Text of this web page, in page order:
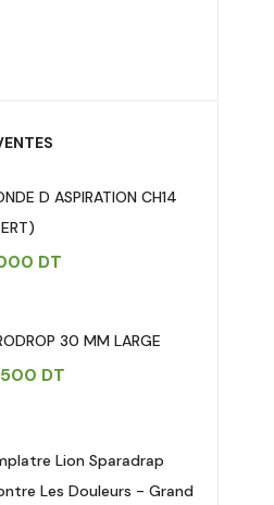
D ASPIRATION CH14
DT
30 MM LARGE
DT
Lion Sparadrap
Les Douleurs - Grand